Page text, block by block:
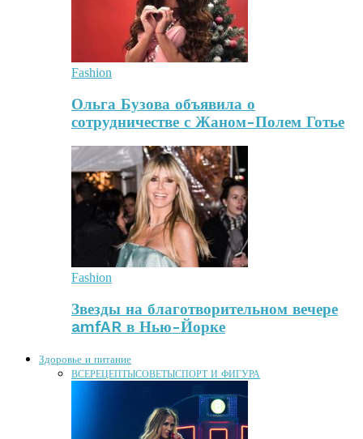
Fashion
Ольга Бузова объявила о
сотрудничестве с Жаном-Полем Готье
Fashion
Звезды на благотворительном вечере
amfAR в Нью-Йорке
Здоровье и питание
ВСЕРЕЦЕПТЫСОВЕТЫСПОРТ И ФИГУРА